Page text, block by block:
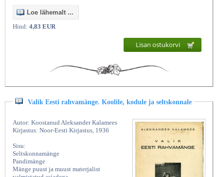
Loe lähemalt ...
Hind: 4,83 EUR
Lisan ostukorvi
Valik Eesti rahvamänge. Koolile, kodule ja seltskonnale
Autor: Koostanud Aleksander Kalamees
Kirjastus: Noor-Eesti Kirjastus, 1936
Sisu:
Seltskonnamänge
Pandimänge
Mänge puust ja muust materjalist